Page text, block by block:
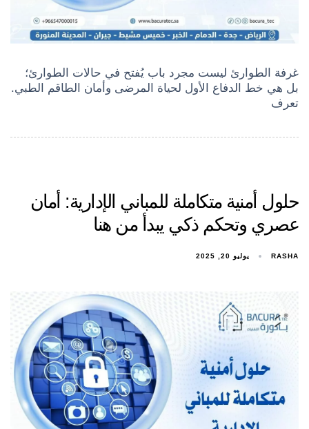
غرفة الطوارئ ليست مجرد باب يُفتح في حالات الطوارئ؛
بل هي خط الدفاع الأول لحياة المرضى وأمان الطاقم الطبي.
تعرف
حلول أمنية متكاملة للمباني الإدارية: أمان
عصري وتحكم ذكي يبدأ من هنا
RASHA يوليو 20, 2025